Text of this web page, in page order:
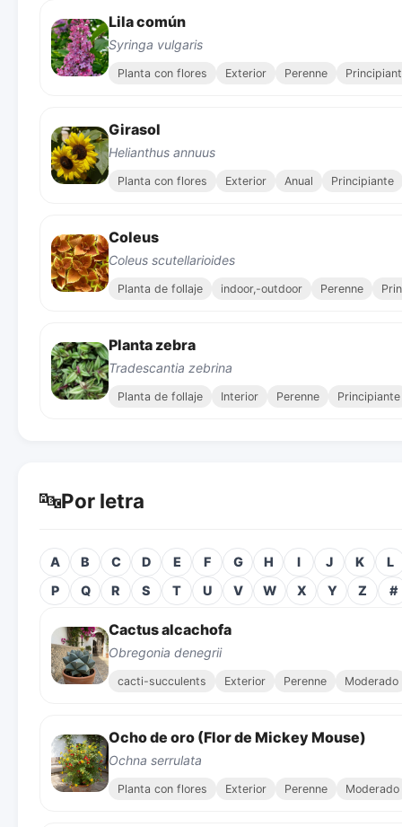
Lila común
Syringa vulgaris
Planta con flores Exterior Perenne
Girasol
Helianthus annuus
Planta con flores Exterior Anual Principiante
Coleus
Coleus scutellarioides
Planta de follaje indoor,-outdoor Perenne
Planta zebra
Tradescantia zebrina
Planta de follaje Interior Perenne Principiante
🔤Por letra
A B C D E F G H I J K
L
P
Q R S T U V W X Y Z #
Cactus alcachofa
Obregonia denegrii
cacti-succulents Exterior Perenne Moderado
Ocho de oro (Flor de Mickey Mouse)
Ochna serrulata
Planta con flores Exterior Perenne Moderado